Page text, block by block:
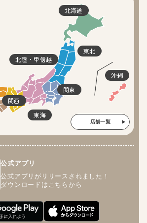
北海道
東北
関東
北陸・甲信越
東海
関西
沖縄
店舗一覧
公式アプリ
公式アプリがリリースされました！
ダウンロードはこちらから